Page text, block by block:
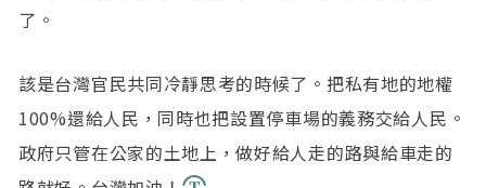
了。
該是台灣官民共同冷靜思考的時候了。把私有地的地權
100%還給人民，同時也把設置停車場的義務交給人民。
政府只管在公家的土地上，做好給人走的路與給車走的